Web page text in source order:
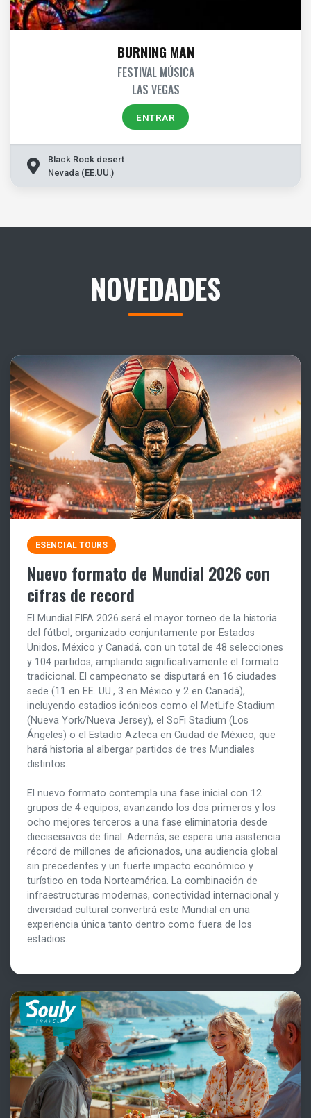
BURNING MAN
FESTIVAL MÚSICA
LAS VEGAS
ENTRAR
Black Rock desert
Nevada (EE.UU.)
NOVEDADES
ESENCIAL TOURS
Nuevo formato de Mundial 2026 con
cifras de record
El Mundial FIFA 2026 será el mayor torneo de la historia
del fútbol, organizado conjuntamente por Estados
Unidos, México y Canadá, con un total de 48 selecciones
y 104 partidos, ampliando significativamente el formato
tradicional. El campeonato se disputará en 16 ciudades
sede (11 en EE. UU., 3 en México y 2 en Canadá),
incluyendo estadios icónicos como el MetLife Stadium
(Nueva York/Nueva Jersey), el SoFi Stadium (Los
Ángeles) o el Estadio Azteca en Ciudad de México, que
hará historia al albergar partidos de tres Mundiales
distintos.
El nuevo formato contempla una fase inicial con 12
grupos de 4 equipos, avanzando los dos primeros y los
ocho mejores terceros a una fase eliminatoria desde
dieciseisavos de final. Además, se espera una asistencia
récord de millones de aficionados, una audiencia global
sin precedentes y un fuerte impacto económico y
turístico en toda Norteamérica. La combinación de
infraestructuras modernas, conectividad internacional y
diversidad cultural convertirá este Mundial en una
experiencia única tanto dentro como fuera de los
estadios.